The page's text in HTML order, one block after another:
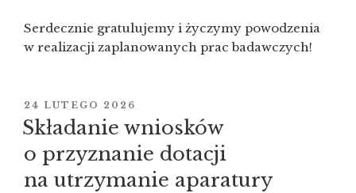
Serdecznie gratulujemy i życzymy powodzenia
w realizacji zaplanowanych prac badawczych!
OPUBLIKOWANE
W
24 LUTEGO 2026
Składanie wniosków
o przyznanie dotacji
na utrzymanie aparatury